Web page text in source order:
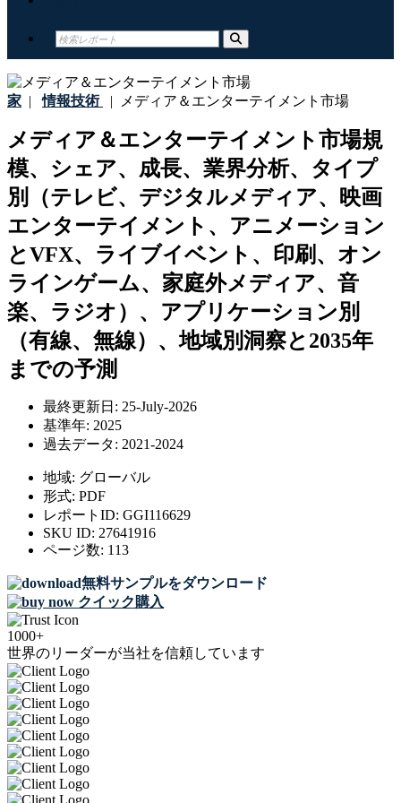
家 | 情報技術 | メディア＆エンターテイメント市場
メディア＆エンターテイメント市場規
模、シェア、成長、業界分析、タイプ
別（テレビ、デジタルメディア、映画
エンターテイメント、アニメーション
とVFX、ライブイベント、印刷、オン
ラインゲーム、家庭外メディア、音
楽、ラジオ）、アプリケーション別
（有線、無線）、地域別洞察と2035年
までの予測
最終更新日: 25-July-2026
基準年: 2025
過去データ: 2021-2024
地域: グローバル
形式: PDF
レポートID: GGI116629
SKU ID: 27641916
ページ数: 113
無料サンプルをダウンロード
クイック購入
1000+
世界のリーダーが当社を信頼しています